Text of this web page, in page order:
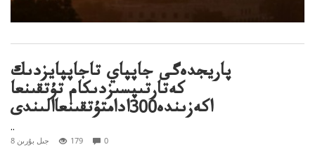
پاريجدەگى جاپپاي تاجاپپايزدىك
كەتارتىپسىزدىكام تۇتقىنعا
اكەزىندە300ادامتۇتقىنعاالىندى
..
8 جىل بۇرىن 179 0